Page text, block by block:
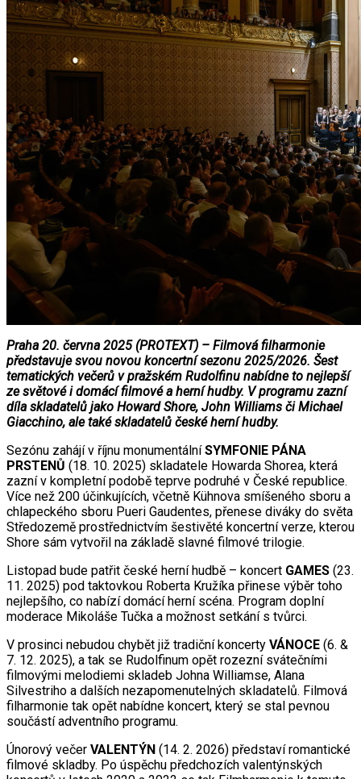
Praha 20. června 2025 (PROTEXT) – Filmová filharmonie
představuje svou novou koncertní sezonu 2025/2026. Šest
tematických večerů v pražském Rudolfinu nabídne to nejlepší
ze světové i domácí filmové a herní hudby. V programu zazní
díla skladatelů jako Howard Shore, John Williams či Michael
Giacchino, ale také skladatelů české herní hudby.
Sezónu zahájí v říjnu monumentálníSYMFONIE PÁNA
PRSTENŮ (18. 10. 2025) skladatele Howarda Shorea, která
zazní v kompletní podobě teprve podruhé v České republice.
Více než 200 účinkujících, včetně Kühnova smíšeného sboru a
chlapeckého sboru Pueri Gaudentes, přenese diváky do světa
Středozemě prostřednictvím šestivěté koncertní verze, kterou
Shore sám vytvořil na základě slavné filmové trilogie.
Listopad bude patřit české herní hudbě – koncert GAMES (23.
11. 2025) pod taktovkou Roberta Kružíka přinese výběr toho
nejlepšího, co nabízí domácí herní scéna. Program doplní
moderace Mikoláše Tučka a možnost setkání s tvůrci.
V prosinci nebudou chybět již tradiční koncerty VÁNOCE (6. &
7. 12. 2025), a tak se Rudolfinum opět rozezní svátečními
filmovými melodiemi skladeb Johna Williamse, Alana
Silvestriho a dalších nezapomenutelných skladatelů. Filmová
filharmonie tak opět nabídne koncert, který se stal pevnou
součástí adventního programu.
Únorový večer VALENTÝN (14. 2. 2026) představí romantické
filmové skladby. Po úspěchu předchozích valentýnských